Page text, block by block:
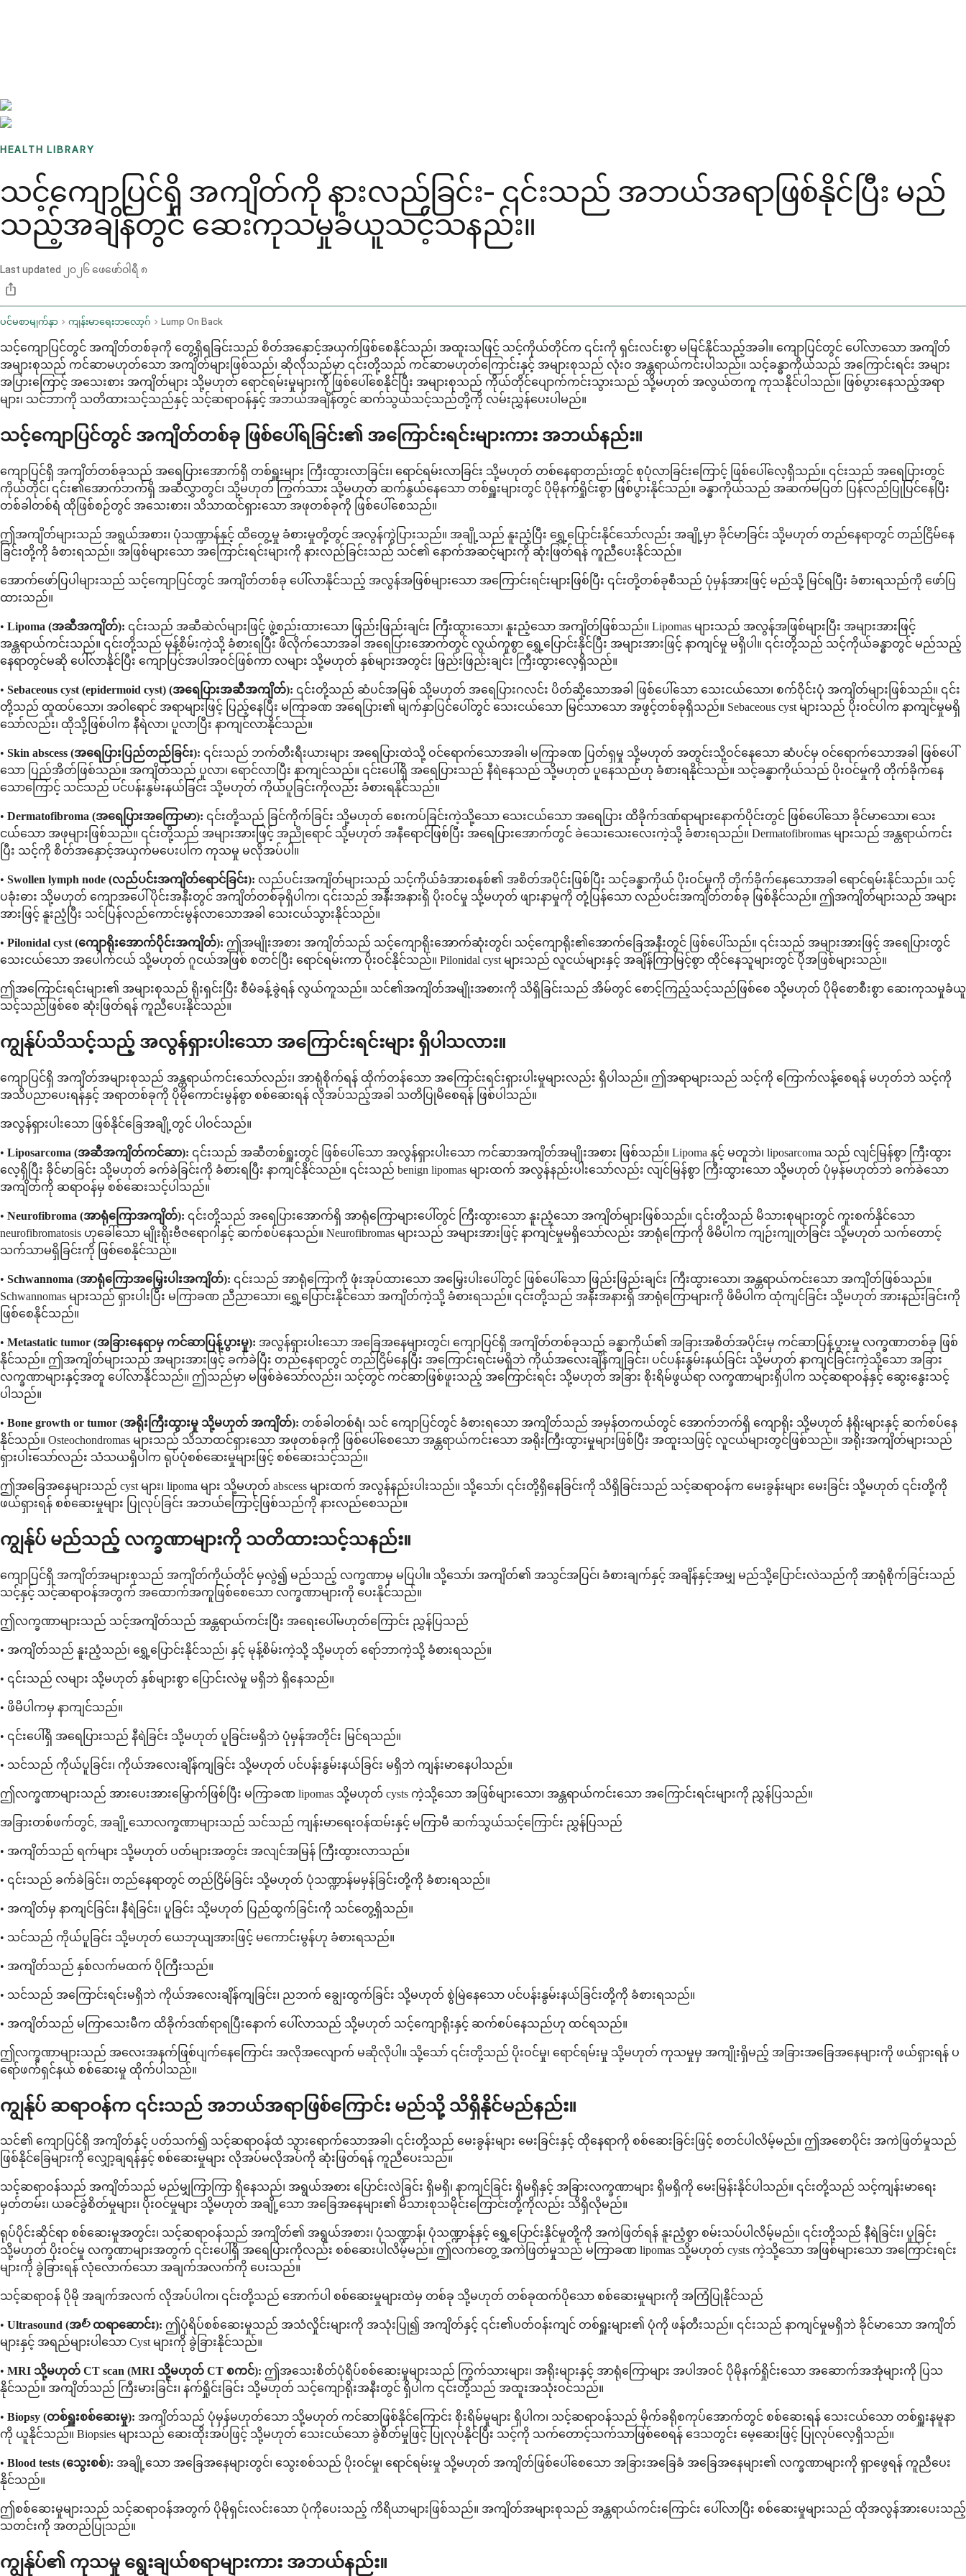
HEALTH LIBRARY
သင့်ကျောပြင်ရှိ အကျိတ်ကို နားလည်ခြင်း- ၎င်းသည် အဘယ်အရာဖြစ်နိုင်ပြီး မည်
သည့်အချိန်တွင် ဆေးကုသမှုခံယူသင့်သနည်း။
Last updated ၂၀၂၆ ဖေဖော်ဝါရီ ၈
ပင်မစာမျက်နှာ ကျန်းမာရေးဘလော့ဂ် Lump On Back
သင့်ကျောပြင်တွင် အကျိတ်တစ်ခုကို တွေ့ရှိရခြင်းသည် စိတ်အနှောင့်အယှက်ဖြစ်စေနိုင်သည်၊ အထူးသဖြင့် သင့်ကိုယ်တိုင်က ၎င်းကို ရှင်းလင်းစွာ မမြင်နိုင်သည့်အခါ။ ကျောပြင်တွင် ပေါ်လာသော အကျိတ်
အများစုသည် ကင်ဆာမဟုတ်သော အကျိတ်များဖြစ်သည်၊ ဆိုလိုသည်မှာ ၎င်းတို့သည် ကင်ဆာမဟုတ်ကြောင်းနှင့် အများစုသည် လုံးဝ အန္တရာယ်ကင်းပါသည်။ သင့်ခန္ဓာကိုယ်သည် အကြောင်းရင်း အများ
အပြားကြောင့် အသေးစား အကျိတ်များ သို့မဟုတ် ရောင်ရမ်းမှုများကို ဖြစ်ပေါ်စေနိုင်ပြီး အများစုသည် ကိုယ်တိုင်ပျောက်ကင်းသွားသည် သို့မဟုတ် အလွယ်တကူ ကုသနိုင်ပါသည်။ ဖြစ်ပွားနေသည့်အရာ
များ၊ သင်ဘာကို သတိထားသင့်သည်နှင့် သင့်ဆရာဝန်နှင့် အဘယ်အချိန်တွင် ဆက်သွယ်သင့်သည်တို့ကို လမ်းညွှန်ပေးပါမည်။
သင့်ကျောပြင်တွင် အကျိတ်တစ်ခု ဖြစ်ပေါ်ရခြင်း၏ အကြောင်းရင်းများကား အဘယ်နည်း။
ကျောပြင်ရှိ အကျိတ်တစ်ခုသည် အရေပြားအောက်ရှိ တစ်ရှူးများ ကြီးထွားလာခြင်း၊ ရောင်ရမ်းလာခြင်း သို့မဟုတ် တစ်နေရာတည်းတွင် စုပုံလာခြင်းကြောင့် ဖြစ်ပေါ်လေ့ရှိသည်။ ၎င်းသည် အရေပြားတွင်
ကိုယ်တိုင်၊ ၎င်း၏အောက်ဘက်ရှိ အဆီလွှာတွင်၊ သို့မဟုတ် ကြွက်သား သို့မဟုတ် ဆက်နွယ်နေသော တစ်ရှူးများတွင် ပိုမိုနက်ရှိုင်းစွာ ဖြစ်ပွားနိုင်သည်။ ခန္ဓာကိုယ်သည် အဆက်မပြတ် ပြန်လည်ပြုပြင်နေပြီး
တစ်ခါတစ်ရံ ထိုဖြစ်စဉ်တွင် အသေးစား၊ သိသာထင်ရှားသော အဖုတစ်ခုကို ဖြစ်ပေါ်စေသည်။
ဤအကျိတ်များသည် အရွယ်အစား၊ ပုံသဏ္ဍာန်နှင့် ထိတွေ့မှု ခံစားမှုတို့တွင် အလွန်ကွဲပြားသည်။ အချို့သည် နူးညံ့ပြီး ရွှေ့ပြောင်းနိုင်သော်လည်း အချို့မှာ ခိုင်မာခြင်း သို့မဟုတ် တည်နေရာတွင် တည်ငြိမ်နေ
ခြင်းတို့ကို ခံစားရသည်။ အဖြစ်များသော အကြောင်းရင်းများကို နားလည်ခြင်းသည် သင်၏ နောက်အဆင့်များကို ဆုံးဖြတ်ရန် ကူညီပေးနိုင်သည်။
အောက်ဖော်ပြပါများသည် သင့်ကျောပြင်တွင် အကျိတ်တစ်ခု ပေါ်လာနိုင်သည့် အလွန်အဖြစ်များသော အကြောင်းရင်းများဖြစ်ပြီး ၎င်းတို့တစ်ခုစီသည် ပုံမှန်အားဖြင့် မည်သို့ မြင်ရပြီး ခံစားရသည်ကို ဖော်ပြ
ထားသည်။
• Lipoma (အဆီအကျိတ်): ၎င်းသည် အဆီဆဲလ်များဖြင့် ဖွဲ့စည်းထားသော ဖြည်းဖြည်းချင်း ကြီးထွားသော၊ နူးညံ့သော အကျိတ်ဖြစ်သည်။ Lipomas များသည် အလွန်အဖြစ်များပြီး အများအားဖြင့်
အန္တရာယ်ကင်းသည်။ ၎င်းတို့သည် မုန့်စိမ်းကဲ့သို့ ခံစားရပြီး ဖိလိုက်သောအခါ အရေပြားအောက်တွင် လွယ်ကူစွာ ရွှေ့ပြောင်းနိုင်ပြီး အများအားဖြင့် နာကျင်မှု မရှိပါ။ ၎င်းတို့သည် သင့်ကိုယ်ခန္ဓာတွင် မည်သည့်
နေရာတွင်မဆို ပေါ်လာနိုင်ပြီး ကျောပြင်အပါအဝင်ဖြစ်ကာ လများ သို့မဟုတ် နှစ်များအတွင်း ဖြည်းဖြည်းချင်း ကြီးထွားလေ့ရှိသည်။
• Sebaceous cyst (epidermoid cyst) (အရေပြားအဆီအကျိတ်): ၎င်းတို့သည် ဆံပင်အမြစ် သို့မဟုတ် အရေပြားဂလင်း ပိတ်ဆို့သောအခါ ဖြစ်ပေါ်သော သေးငယ်သော၊ စက်ဝိုင်းပုံ အကျိတ်များဖြစ်သည်။ ၎င်း
တို့သည် ထူထပ်သော၊ အဝါရောင် အရာများဖြင့် ပြည့်နေပြီး မကြာခဏ အရေပြား၏ မျက်နှာပြင်ပေါ်တွင် သေးငယ်သော မြင်သာသော အဖွင့်တစ်ခုရှိသည်။ Sebaceous cyst များသည် ပိုးဝင်ပါက နာကျင်မှုမရှိ
သော်လည်း၊ ထိုသို့ဖြစ်ပါက နီရဲလာ၊ ပူလာပြီး နာကျင်လာနိုင်သည်။
• Skin abscess (အရေပြားပြည်တည်ခြင်း): ၎င်းသည် ဘက်တီးရီးယားများ အရေပြားထဲသို့ ဝင်ရောက်သောအခါ၊ မကြာခဏ ပြတ်ရှမှု သို့မဟုတ် အတွင်းသို့ဝင်နေသော ဆံပင်မှ ဝင်ရောက်သောအခါ ဖြစ်ပေါ်
သော ပြည်အိတ်ဖြစ်သည်။ အကျိတ်သည် ပူလာ၊ ရောင်လာပြီး နာကျင်သည်။ ၎င်းပေါ်ရှိ အရေပြားသည် နီရဲနေသည် သို့မဟုတ် ပူနေသည်ဟု ခံစားရနိုင်သည်။ သင့်ခန္ဓာကိုယ်သည် ပိုးဝင်မှုကို တိုက်ခိုက်နေ
သောကြောင့် သင်သည် ပင်ပန်းနွမ်းနယ်ခြင်း သို့မဟုတ် ကိုယ်ပူခြင်းကိုလည်း ခံစားရနိုင်သည်။
• Dermatofibroma (အရေပြားအကြောမာ): ၎င်းတို့သည် ခြင်ကိုက်ခြင်း သို့မဟုတ် စေးကပ်ခြင်းကဲ့သို့သော သေးငယ်သော အရေပြား ထိခိုက်ဒဏ်ရာများနောက်ပိုင်းတွင် ဖြစ်ပေါ်သော ခိုင်မာသော၊ သေး
ငယ်သော အဖုများဖြစ်သည်။ ၎င်းတို့သည် အများအားဖြင့် အညိုရောင် သို့မဟုတ် အနီရောင်ဖြစ်ပြီး အရေပြားအောက်တွင် ခဲသေးသေးလေးကဲ့သို့ ခံစားရသည်။ Dermatofibromas များသည် အန္တရာယ်ကင်း
ပြီး သင့်ကို စိတ်အနှောင့်အယှက်မပေးပါက ကုသမှု မလိုအပ်ပါ။
• Swollen lymph node (လည်ပင်းအကျိတ်ရောင်ခြင်း): လည်ပင်းအကျိတ်များသည် သင့်ကိုယ်ခံအားစနစ်၏ အစိတ်အပိုင်းဖြစ်ပြီး သင့်ခန္ဓာကိုယ် ပိုးဝင်မှုကို တိုက်ခိုက်နေသောအခါ ရောင်ရမ်းနိုင်သည်။ သင့်
ပခုံးဓား သို့မဟုတ် ကျောအပေါ်ပိုင်းအနီးတွင် အကျိတ်တစ်ခုရှိပါက၊ ၎င်းသည် အနီးအနားရှိ ပိုးဝင်မှု သို့မဟုတ် ဖျားနာမှုကို တုံ့ပြန်သော လည်ပင်းအကျိတ်တစ်ခု ဖြစ်နိုင်သည်။ ဤအကျိတ်များသည် အများ
အားဖြင့် နူးညံ့ပြီး သင်ပြန်လည်ကောင်းမွန်လာသောအခါ သေးငယ်သွားနိုင်သည်။
• Pilonidal cyst (ကျောရိုးအောက်ပိုင်းအကျိတ်): ဤအမျိုးအစား အကျိတ်သည် သင့်ကျောရိုးအောက်ဆုံးတွင်၊ သင့်ကျောရိုး၏အောက်ခြေအနီးတွင် ဖြစ်ပေါ်သည်။ ၎င်းသည် အများအားဖြင့် အရေပြားတွင်
သေးငယ်သော အပေါက်ငယ် သို့မဟုတ် ဂူငယ်အဖြစ် စတင်ပြီး ရောင်ရမ်းကာ ပိုးဝင်နိုင်သည်။ Pilonidal cyst များသည် လူငယ်များနှင့် အချိန်ကြာမြင့်စွာ ထိုင်နေသူများတွင် ပိုအဖြစ်များသည်။
ဤအကြောင်းရင်းများ၏ အများစုသည် ရိုးရှင်းပြီး စီမံခန့်ခွဲရန် လွယ်ကူသည်။ သင်၏အကျိတ်အမျိုးအစားကို သိရှိခြင်းသည် အိမ်တွင် စောင့်ကြည့်သင့်သည်ဖြစ်စေ သို့မဟုတ် ပိုမိုစောစီးစွာ ဆေးကုသမှုခံယူ
သင့်သည်ဖြစ်စေ ဆုံးဖြတ်ရန် ကူညီပေးနိုင်သည်။
ကျွန်ုပ်သိသင့်သည့် အလွန်ရှားပါးသော အကြောင်းရင်းများ ရှိပါသလား။
ကျောပြင်ရှိ အကျိတ်အများစုသည် အန္တရာယ်ကင်းသော်လည်း၊ အာရုံစိုက်ရန် ထိုက်တန်သော အကြောင်းရင်းရှားပါးမှုများလည်း ရှိပါသည်။ ဤအရာများသည် သင့်ကို ကြောက်လန့်စေရန် မဟုတ်ဘဲ သင့်ကို
အသိပညာပေးရန်နှင့် အရာတစ်ခုကို ပိုမိုကောင်းမွန်စွာ စစ်ဆေးရန် လိုအပ်သည့်အခါ သတိပြုမိစေရန် ဖြစ်ပါသည်။
အလွန်ရှားပါးသော ဖြစ်နိုင်ခြေအချို့တွင် ပါဝင်သည်။
• Liposarcoma (အဆီအကျိတ်ကင်ဆာ): ၎င်းသည် အဆီတစ်ရှူးတွင် ဖြစ်ပေါ်သော အလွန်ရှားပါးသော ကင်ဆာအကျိတ်အမျိုးအစား ဖြစ်သည်။ Lipoma နှင့် မတူဘဲ၊ liposarcoma သည် လျင်မြန်စွာ ကြီးထွား
လေ့ရှိပြီး ခိုင်မာခြင်း သို့မဟုတ် ခက်ခဲခြင်းကို ခံစားရပြီး နာကျင်နိုင်သည်။ ၎င်းသည် benign lipomas များထက် အလွန်နည်းပါးသော်လည်း လျင်မြန်စွာ ကြီးထွားသော သို့မဟုတ် ပုံမှန်မဟုတ်ဘဲ ခက်ခဲသော
အကျိတ်ကို ဆရာဝန်မှ စစ်ဆေးသင့်ပါသည်။
• Neurofibroma (အာရုံကြောအကျိတ်): ၎င်းတို့သည် အရေပြားအောက်ရှိ အာရုံကြောများပေါ်တွင် ကြီးထွားသော နူးညံ့သော အကျိတ်များဖြစ်သည်။ ၎င်းတို့သည် မိသားစုများတွင် ကူးစက်နိုင်သော
neurofibromatosis ဟုခေါ်သော မျိုးရိုးဗီဇရောဂါနှင့် ဆက်စပ်နေသည်။ Neurofibromas များသည် အများအားဖြင့် နာကျင်မှုမရှိသော်လည်း အာရုံကြောကို ဖိမိပါက ကျဉ်းကျုတ်ခြင်း သို့မဟုတ် သက်တောင့်
သက်သာမရှိခြင်းကို ဖြစ်စေနိုင်သည်။
• Schwannoma (အာရုံကြောအမြှေးပါးအကျိတ်): ၎င်းသည် အာရုံကြောကို ဖုံးအုပ်ထားသော အမြှေးပါးပေါ်တွင် ဖြစ်ပေါ်သော ဖြည်းဖြည်းချင်း ကြီးထွားသော၊ အန္တရာယ်ကင်းသော အကျိတ်ဖြစ်သည်။
Schwannomas များသည် ရှားပါးပြီး မကြာခဏ ညီညာသော၊ ရွှေ့ပြောင်းနိုင်သော အကျိတ်ကဲ့သို့ ခံစားရသည်။ ၎င်းတို့သည် အနီးအနားရှိ အာရုံကြောများကို ဖိမိပါက ထုံကျင်ခြင်း သို့မဟုတ် အားနည်းခြင်းကို
ဖြစ်စေနိုင်သည်။
• Metastatic tumor (အခြားနေရာမှ ကင်ဆာပြန့်ပွားမှု): အလွန်ရှားပါးသော အခြေအနေများတွင်၊ ကျောပြင်ရှိ အကျိတ်တစ်ခုသည် ခန္ဓာကိုယ်၏ အခြားအစိတ်အပိုင်းမှ ကင်ဆာပြန့်ပွားမှု လက္ခဏာတစ်ခု ဖြစ်
နိုင်သည်။ ဤအကျိတ်များသည် အများအားဖြင့် ခက်ခဲပြီး တည်နေရာတွင် တည်ငြိမ်နေပြီး အကြောင်းရင်းမရှိဘဲ ကိုယ်အလေးချိန်ကျခြင်း၊ ပင်ပန်းနွမ်းနယ်ခြင်း သို့မဟုတ် နာကျင်ခြင်းကဲ့သို့သော အခြား
လက္ခဏာများနှင့်အတူ ပေါ်လာနိုင်သည်။ ဤသည်မှာ မဖြစ်ခဲသော်လည်း၊ သင့်တွင် ကင်ဆာဖြစ်ဖူးသည့် အကြောင်းရင်း သို့မဟုတ် အခြား စိုးရိမ်ဖွယ်ရာ လက္ခဏာများရှိပါက သင့်ဆရာဝန်နှင့် ဆွေးနွေးသင့်
ပါသည်။
• Bone growth or tumor (အရိုးကြီးထွားမှု သို့မဟုတ် အကျိတ်): တစ်ခါတစ်ရံ၊ သင် ကျောပြင်တွင် ခံစားရသော အကျိတ်သည် အမှန်တကယ်တွင် အောက်ဘက်ရှိ ကျောရိုး သို့မဟုတ် နံရိုးများနှင့် ဆက်စပ်နေ
နိုင်သည်။ Osteochondromas များသည် သိသာထင်ရှားသော အဖုတစ်ခုကို ဖြစ်ပေါ်စေသော အန္တရာယ်ကင်းသော အရိုးကြီးထွားမှုများဖြစ်ပြီး အထူးသဖြင့် လူငယ်များတွင်ဖြစ်သည်။ အရိုးအကျိတ်များသည်
ရှားပါးသော်လည်း သံသယရှိပါက ရုပ်ပုံစစ်ဆေးမှုများဖြင့် စစ်ဆေးသင့်သည်။
ဤအခြေအနေများသည် cyst များ၊ lipoma များ သို့မဟုတ် abscess များထက် အလွန်နည်းပါးသည်။ သို့သော်၊ ၎င်းတို့ရှိနေခြင်းကို သိရှိခြင်းသည် သင့်ဆရာဝန်က မေးခွန်းများ မေးခြင်း သို့မဟုတ် ၎င်းတို့ကို
ဖယ်ရှားရန် စစ်ဆေးမှုများ ပြုလုပ်ခြင်း အဘယ်ကြောင့်ဖြစ်သည်ကို နားလည်စေသည်။
ကျွန်ုပ် မည်သည့် လက္ခဏာများကို သတိထားသင့်သနည်း။
ကျောပြင်ရှိ အကျိတ်အများစုသည် အကျိတ်ကိုယ်တိုင် မှလွဲ၍ မည်သည့် လက္ခဏာမှ မပြပါ။ သို့သော်၊ အကျိတ်၏ အသွင်အပြင်၊ ခံစားချက်နှင့် အချိန်နှင့်အမျှ မည်သို့ပြောင်းလဲသည်ကို အာရုံစိုက်ခြင်းသည်
သင့်နှင့် သင့်ဆရာဝန်အတွက် အထောက်အကူဖြစ်စေသော လက္ခဏာများကို ပေးနိုင်သည်။
ဤလက္ခဏာများသည် သင့်အကျိတ်သည် အန္တရာယ်ကင်းပြီး အရေးပေါ်မဟုတ်ကြောင်း ညွှန်ပြသည်
• အကျိတ်သည် နူးညံ့သည်၊ ရွှေ့ပြောင်းနိုင်သည်၊ နှင့် မုန့်စိမ်းကဲ့သို့ သို့မဟုတ် ရော်ဘာကဲ့သို့ ခံစားရသည်။
• ၎င်းသည် လများ သို့မဟုတ် နှစ်များစွာ ပြောင်းလဲမှု မရှိဘဲ ရှိနေသည်။
• ဖိမိပါကမှ နာကျင်သည်။
• ၎င်းပေါ်ရှိ အရေပြားသည် နီရဲခြင်း သို့မဟုတ် ပူခြင်းမရှိဘဲ ပုံမှန်အတိုင်း မြင်ရသည်။
• သင်သည် ကိုယ်ပူခြင်း၊ ကိုယ်အလေးချိန်ကျခြင်း သို့မဟုတ် ပင်ပန်းနွမ်းနယ်ခြင်း မရှိဘဲ ကျန်းမာနေပါသည်။
ဤလက္ခဏာများသည် အားပေးအားမြှောက်ဖြစ်ပြီး မကြာခဏ lipomas သို့မဟုတ် cysts ကဲ့သို့သော အဖြစ်များသော၊ အန္တရာယ်ကင်းသော အကြောင်းရင်းများကို ညွှန်ပြသည်။
အခြားတစ်ဖက်တွင်, အချို့သောလက္ခဏာများသည် သင်သည် ကျန်းမာရေးဝန်ထမ်းနှင့် မကြာမီ ဆက်သွယ်သင့်ကြောင်း ညွှန်ပြသည်
• အကျိတ်သည် ရက်များ သို့မဟုတ် ပတ်များအတွင်း အလျင်အမြန် ကြီးထွားလာသည်။
• ၎င်းသည် ခက်ခဲခြင်း၊ တည်နေရာတွင် တည်ငြိမ်ခြင်း သို့မဟုတ် ပုံသဏ္ဍာန်မမှန်ခြင်းတို့ကို ခံစားရသည်။
• အကျိတ်မှ နာကျင်ခြင်း၊ နီရဲခြင်း၊ ပူခြင်း သို့မဟုတ် ပြည်ထွက်ခြင်းကို သင်တွေ့ရှိသည်။
• သင်သည် ကိုယ်ပူခြင်း သို့မဟုတ် ယေဘုယျအားဖြင့် မကောင်းမွန်ဟု ခံစားရသည်။
• အကျိတ်သည် နှစ်လက်မထက် ပိုကြီးသည်။
• သင်သည် အကြောင်းရင်းမရှိဘဲ ကိုယ်အလေးချိန်ကျခြင်း၊ ညဘက် ချွေးထွက်ခြင်း သို့မဟုတ် စွဲမြဲနေသော ပင်ပန်းနွမ်းနယ်ခြင်းတို့ကို ခံစားရသည်။
• အကျိတ်သည် မကြာသေးမီက ထိခိုက်ဒဏ်ရာရပြီးနောက် ပေါ်လာသည် သို့မဟုတ် သင့်ကျောရိုးနှင့် ဆက်စပ်နေသည်ဟု ထင်ရသည်။
ဤလက္ခဏာများသည် အလေးအနက်ဖြစ်ပျက်နေကြောင်း အလိုအလျောက် မဆိုလိုပါ။ သို့သော် ၎င်းတို့သည် ပိုးဝင်မှု၊ ရောင်ရမ်းမှု သို့မဟုတ် ကုသမှုမှ အကျိုးရှိမည့် အခြားအခြေအနေများကို ဖယ်ရှားရန် ပ
ရော်ဖက်ရှင်နယ် စစ်ဆေးမှု ထိုက်ပါသည်။
ကျွန်ုပ် ဆရာဝန်က ၎င်းသည် အဘယ်အရာဖြစ်ကြောင်း မည်သို့ သိရှိနိုင်မည်နည်း။
သင်၏ ကျောပြင်ရှိ အကျိတ်နှင့် ပတ်သက်၍ သင့်ဆရာဝန်ထံ သွားရောက်သောအခါ၊ ၎င်းတို့သည် မေးခွန်းများ မေးခြင်းနှင့် ထိုနေရာကို စစ်ဆေးခြင်းဖြင့် စတင်ပါလိမ့်မည်။ ဤအစောပိုင်း အကဲဖြတ်မှုသည်
ဖြစ်နိုင်ခြေများကို လျှော့ချရန်နှင့် စစ်ဆေးမှုများ လိုအပ်မလိုအပ်ကို ဆုံးဖြတ်ရန် ကူညီပေးသည်။
သင့်ဆရာဝန်သည် အကျိတ်သည် မည်မျှကြာကြာ ရှိနေသည်၊ အရွယ်အစား ပြောင်းလဲခြင်း ရှိမရှိ၊ နာကျင်ခြင်း ရှိမရှိနှင့် အခြားလက္ခဏာများ ရှိမရှိကို မေးမြန်းနိုင်ပါသည်။ ၎င်းတို့သည် သင့်ကျန်းမာရေး
မှတ်တမ်း၊ ယခင်ခွဲစိတ်မှုများ၊ ပိုးဝင်မှုများ သို့မဟုတ် အချို့သော အခြေအနေများ၏ မိသားစုသမိုင်းကြောင်းတို့ကိုလည်း သိရှိလိုမည်။
ရုပ်ပိုင်းဆိုင်ရာ စစ်ဆေးမှုအတွင်း၊ သင့်ဆရာဝန်သည် အကျိတ်၏ အရွယ်အစား၊ ပုံသဏ္ဍာန်၊ ပုံသဏ္ဍာန်နှင့် ရွှေ့ပြောင်းနိုင်မှုတို့ကို အကဲဖြတ်ရန် နူးညံ့စွာ စမ်းသပ်ပါလိမ့်မည်။ ၎င်းတို့သည် နီရဲခြင်း၊ ပူခြင်း
သို့မဟုတ် ပိုးဝင်မှု လက္ခဏာများအတွက် ၎င်းပေါ်ရှိ အရေပြားကိုလည်း စစ်ဆေးပါလိမ့်မည်။ ဤလက်တွေ့ အကဲဖြတ်မှုသည် မကြာခဏ lipomas သို့မဟုတ် cysts ကဲ့သို့သော အဖြစ်များသော အကြောင်းရင်း
များကို ခွဲခြားရန် လုံလောက်သော အချက်အလက်ကို ပေးသည်။
သင့်ဆရာဝန် ပိုမို အချက်အလက် လိုအပ်ပါက၊ ၎င်းတို့သည် အောက်ပါ စစ်ဆေးမှုများထဲမှ တစ်ခု သို့မဟုတ် တစ်ခုထက်ပိုသော စစ်ဆေးမှုများကို အကြံပြုနိုင်သည်
• Ultrasound (အల్ထရာဆောင်း): ဤပုံရိပ်စစ်ဆေးမှုသည် အသံလှိုင်းများကို အသုံးပြု၍ အကျိတ်နှင့် ၎င်း၏ပတ်ဝန်းကျင် တစ်ရှူးများ၏ ပုံကို ဖန်တီးသည်။ ၎င်းသည် နာကျင်မှုမရှိဘဲ ခိုင်မာသော အကျိတ်
များနှင့် အရည်များပါသော Cyst များကို ခွဲခြားနိုင်သည်။
• MRI သို့မဟုတ် CT scan (MRI သို့မဟုတ် CT စကင်): ဤအသေးစိတ်ပုံရိပ်စစ်ဆေးမှုများသည် ကြွက်သားများ၊ အရိုးများနှင့် အာရုံကြောများ အပါအဝင် ပိုမိုနက်ရှိုင်းသော အဆောက်အအုံများကို ပြသ
နိုင်သည်။ အကျိတ်သည် ကြီးမားခြင်း၊ နက်ရှိုင်းခြင်း သို့မဟုတ် သင့်ကျောရိုးအနီးတွင် ရှိပါက ၎င်းတို့သည် အထူးအသုံးဝင်သည်။
• Biopsy (တစ်ရှူးစစ်ဆေးမှု): အကျိတ်သည် ပုံမှန်မဟုတ်သော သို့မဟုတ် ကင်ဆာဖြစ်နိုင်ကြောင်း စိုးရိမ်မှုများ ရှိပါက၊ သင့်ဆရာဝန်သည် မိုက်ခရိုစကုပ်အောက်တွင် စစ်ဆေးရန် သေးငယ်သော တစ်ရှူးနမူနာ
ကို ယူနိုင်သည်။ Biopsies များသည် ဆေးထိုးအပ်ဖြင့် သို့မဟုတ် သေးငယ်သော ခွဲစိတ်မှုဖြင့် ပြုလုပ်နိုင်ပြီး သင့်ကို သက်တောင့်သက်သာဖြစ်စေရန် ဒေသတွင်း မေ့ဆေးဖြင့် ပြုလုပ်လေ့ရှိသည်။
• Blood tests (သွေးစစ်): အချို့သော အခြေအနေများတွင်၊ သွေးစစ်သည် ပိုးဝင်မှု၊ ရောင်ရမ်းမှု သို့မဟုတ် အကျိတ်ဖြစ်ပေါ်စေသော အခြားအခြေခံ အခြေအနေများ၏ လက္ခဏာများကို ရှာဖွေရန် ကူညီပေး
နိုင်သည်။
ဤစစ်ဆေးမှုများသည် သင့်ဆရာဝန်အတွက် ပိုမိုရှင်းလင်းသော ပုံကိုပေးသည့် ကိရိယာများဖြစ်သည်။ အကျိတ်အများစုသည် အန္တရာယ်ကင်းကြောင်း ပေါ်လာပြီး စစ်ဆေးမှုများသည် ထိုအလွန်အားပေးသည့်
သတင်းကို အတည်ပြုသည်။
ကျွန်ုပ်၏ ကုသမှု ရွေးချယ်စရာများကား အဘယ်နည်း။